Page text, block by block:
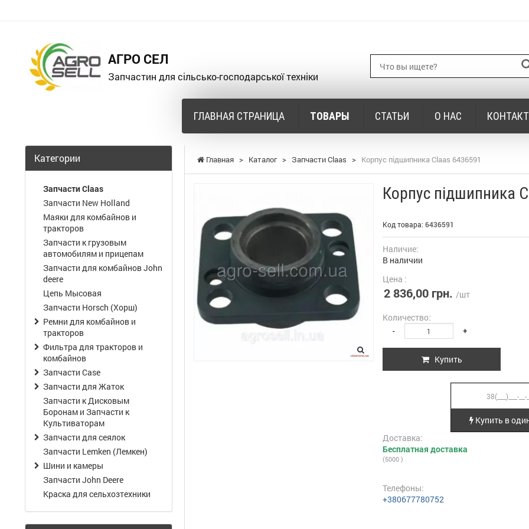
АГРО СЕЛ
Запчастин для сільсько-господарської техніки
ГЛАВНАЯ СТРАНИЦА ТОВАРЫ СТАТЬИ О НАС
Главная > Каталог > Запчасти Claas > Корпус підшипника Claas 6436591
Корпус підшипника
Код товара: 6436591
Наличие:
В наличии
Цена :
2 836,00 грн. /шт
Количество:
- +
Купить
Купить в
Доставка:
Бесплатная доставка
(5000 )
Телефоны:
+380677780752
Категории
Запчасти Claas
Запчасти New Holland
Маяки для комбайнов и
тракторов
Запчасти к грузовым
автомобилям и прицепам
Запчасти для комбайнов John
deere
Цепь Мысовая
Запчасти Horsch (Хорш)
Ремни для комбайнов и
тракторов
Фильтра для тракторов и
комбайнов
Запчасти Case
Запчасти для Жаток
Запчасти к Дисковым
Боронам и Запчасти к
Культиваторам
Запчасти для сеялок
Запчасти Lemken (Лемкен)
Шини и камеры
Запчасти John Deere
Краска для сельхозтехники